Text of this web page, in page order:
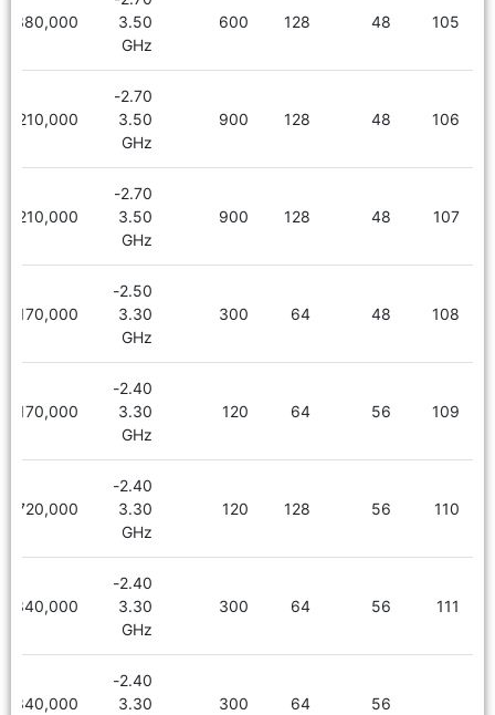
105
48
128
600
3.50
GHz
6,380,000
106
48
128
900
2.70-
3.50
GHz
6,210,000
107
48
128
900
2.70-
3.50
GHz
6,210,000
108
48
64
300
2.50-
3.30
GHz
5,170,000
109
56
64
120
2.40-
3.30
GHz
5,170,000
110
56
128
120
2.40-
3.30
GHz
6,720,000
111
56
64
300
2.40-
3.30
GHz
5,340,000
56
64
300
2.40-
3.30
5,340,000